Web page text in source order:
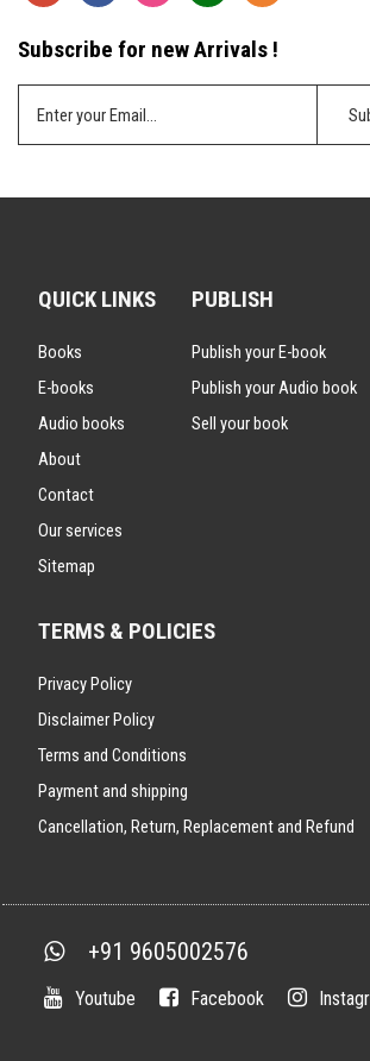
Subscribe for new Arrivals !
QUICK LINKS
Books
E-books
Audio books
About
Contact
Our services
Sitemap
PUBLISH
Publish your E-book
Publish your Audio book
Sell your book
TERMS & POLICIES
Privacy Policy
Disclaimer Policy
Terms and Conditions
Payment and shipping
Cancellation, Return, Replacement and Refund
+91 9605002576
Youtube Facebook